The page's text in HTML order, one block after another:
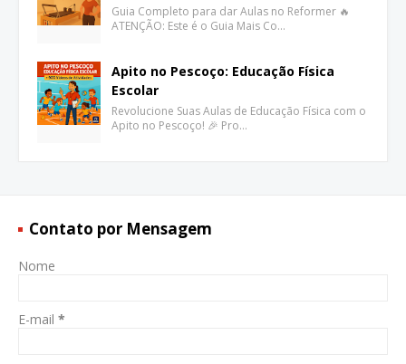
Guia Completo para dar Aulas no Reformer 🔥
ATENÇÃO: Este é o Guia Mais Co…
Apito no Pescoço: Educação Física
Escolar
Revolucione Suas Aulas de Educação Física com o
Apito no Pescoço! 🎉 Pro…
Contato por Mensagem
Nome
E-mail *